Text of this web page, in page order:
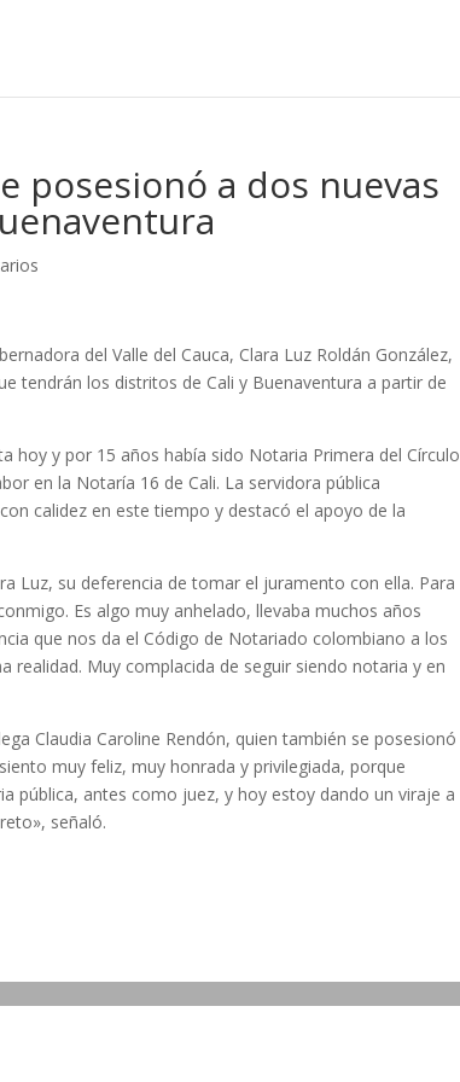
posesionó a dos nuevas
del Valle del Cauca, Clara Luz Roldán González,
tendrán los distritos de Cali y Buenaventura a partir de
hoy y por 15 años había sido Notaria Primera del Círculo
en la Notaría 16 de Cali. La servidora pública
calidez en este tiempo y destacó el apoyo de la
Luz, su deferencia de tomar el juramento con ella. Para
Es algo muy anhelado, llevaba muchos años
que nos da el Código de Notariado colombiano a los
realidad. Muy complacida de seguir siendo notaria y en
Claudia Caroline Rendón, quien también se posesionó
muy feliz, muy honrada y privilegiada, porque
pública, antes como juez, y hoy estoy dando un viraje a
señaló.